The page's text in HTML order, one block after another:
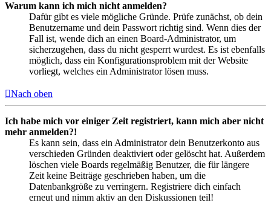
Warum kann ich mich nicht anmelden?
Dafür gibt es viele mögliche Gründe. Prüfe zunächst, ob dein
Benutzername und dein Passwort richtig sind. Wenn dies der
Fall ist, wende dich an einen Board-Administrator, um
sicherzugehen, dass du nicht gesperrt wurdest. Es ist ebenfalls
möglich, dass ein Konfigurationsproblem mit der Website
vorliegt, welches ein Administrator lösen muss.
Nach oben
Ich habe mich vor einiger Zeit registriert, kann mich aber nicht
mehr anmelden?!
Es kann sein, dass ein Administrator dein Benutzerkonto aus
verschieden Gründen deaktiviert oder gelöscht hat. Außerdem
löschen viele Boards regelmäßig Benutzer, die für längere
Zeit keine Beiträge geschrieben haben, um die
Datenbankgröße zu verringern. Registriere dich einfach
erneut und nimm aktiv an den Diskussionen teil!